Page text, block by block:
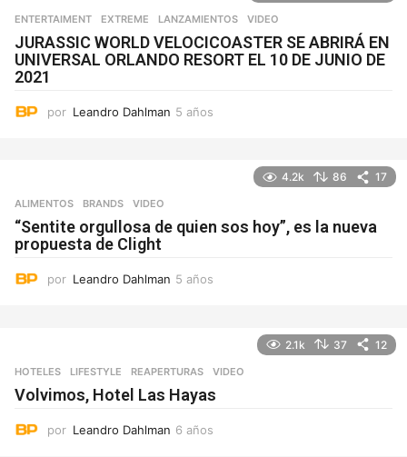
ENTERTAIMENT ,EXTREME ,LANZAMIENTOS VIDEO
JURASSIC WORLD VELOCICOASTER SE ABRIRÁ EN
UNIVERSAL ORLANDO RESORT EL 10 DE JUNIO DE
2021
por Leandro Dahlman 5 años
4.2k 86 17
ALIMENTOS ,BRANDS VIDEO
“Sentite orgullosa de quien sos hoy”, es la nueva
propuesta de Clight
por Leandro Dahlman 5 años
2.1k 37 12
HOTELES ,LIFESTYLE REAPERTURAS ,VIDEO
Volvimos, Hotel Las Hayas
por Leandro Dahlman 6 años